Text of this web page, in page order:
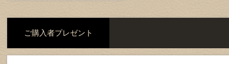
ご購入者プレゼント